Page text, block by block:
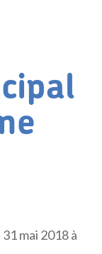
mai 2018 à